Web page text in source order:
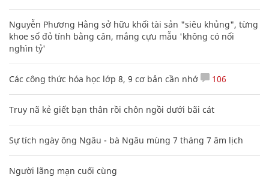
Nguyễn Phương Hằng sở hữu khối tài sản "siêu khủng", từng
khoe sổ đỏ tính bằng cân, mắng cựu mẫu 'không có nổi
nghìn tỷ'
Các công thức hóa học lớp 8, 9 cơ bản cần nhớ 106
Truy nã kẻ giết bạn thân rồi chôn ngồi dưới bãi cát
Sự tích ngày ông Ngâu - bà Ngâu mùng 7 tháng 7 âm lịch
Người lãng mạn cuối cùng